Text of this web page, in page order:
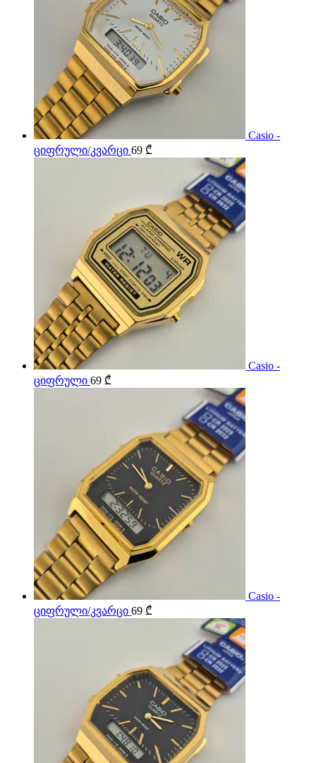
Casio -
ციფრული/კვარცი 69 ₾
Casio -
ციფრული 69 ₾
Casio -
ციფრული/კვარცი 69 ₾